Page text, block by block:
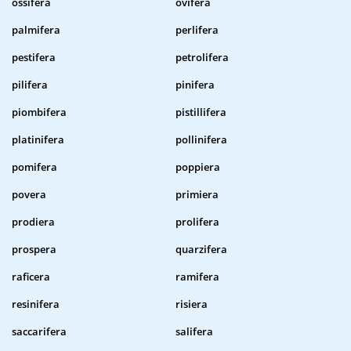
palmifera
perlifera
pestifera
petrolifera
pilifera
pinifera
piombifera
pistillifera
platinifera
pollinifera
pomifera
poppiera
povera
primiera
prodiera
prolifera
prospera
quarzifera
raficera
ramifera
resinifera
risiera
saccarifera
salifera